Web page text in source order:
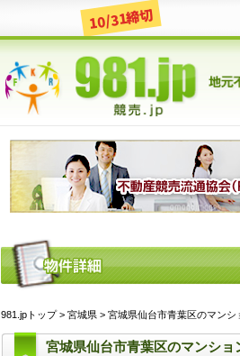
10/31締切
981.jpトップ> 宮城県 > 宮城県仙台市青葉区のマンシ
宮城県仙台市青葉区のマンショ